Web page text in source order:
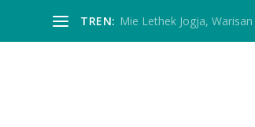
TREN: Mie Lethek Jogja,